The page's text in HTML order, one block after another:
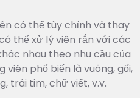
có thể tùy chỉnh và thay
thể xử lý viên rắn với các
nhau theo nhu cầu của
viên phổ biến là vuông, gối,
trái tim, chữ viết, v.v.